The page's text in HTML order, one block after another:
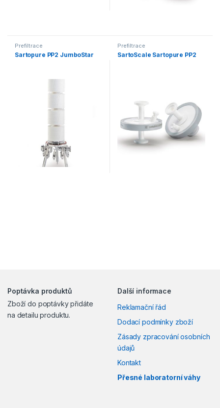
Prefiltrace
Sartopure PP2 JumboStar
Prefiltrace
SartoScale Sartopure PP2
Poptávka produktů
Zboží do poptávky přidáte
na detailu produktu.
Další informace
Reklamační řád
Dodací podmínky zboží
Zásady zpracování osobních
údajů
Kontakt
Přesné laboratorní váhy